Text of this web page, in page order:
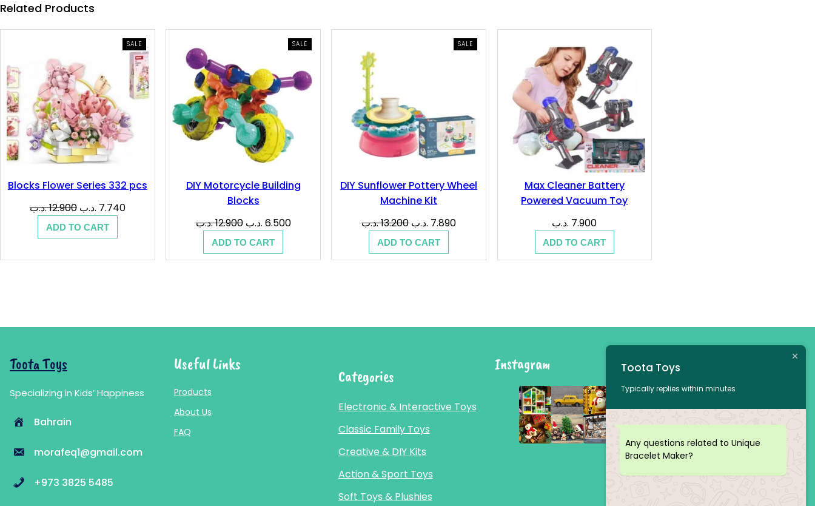
Related Products
SALEPRODUCT
ON
SALE
Blocks Flower Series 332 pcs
12.900.د.ب
Original
was:
7.740 .د.ب
Current
ADD TO CART
SALEPRODUCT
ON
DIY Motorcycle Building
Blocks
12.900.د.ب
Original
was:
12.900 .د.ب.
6.500 .د.ب
Current
6.500 .د.ب.
ADD TO CART
SALE
ON
DIY Sunflower Pottery Wheel
Machine Kit
13.200.د.ب
Original
was:
13.200 .د.ب.
7.890 .د.ب
Current
7.890 .د.ب.
ADD TO CART
Max Cleaner Battery
Powered Vacuum Toy
7.900 .د.ب
ADD TO CART
Toota Toys
Specializing in Kids’ Happiness
Bahrain
morafeq1@gmail.com
+973 3825 5485
Useful Links
Products
About Us
FAQ
Categories
Electronic & Interactive Toys
Classic Family Toys
Creative & DIY Kits
Action & Sport Toys
Soft Toys & Plushies
Instagram Toota Toys
Typically replies within minutes
Any questions related to Unique
Bracelet Maker?